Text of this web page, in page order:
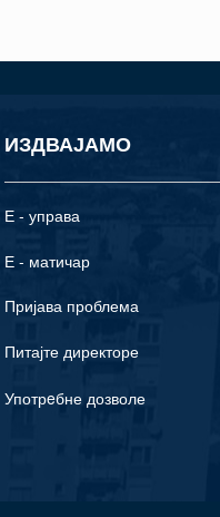
ИЗДВАЈАМО
Е - управа
Е - матичар
Пријава проблема
Питајте директоре
Употрeбне дозволе